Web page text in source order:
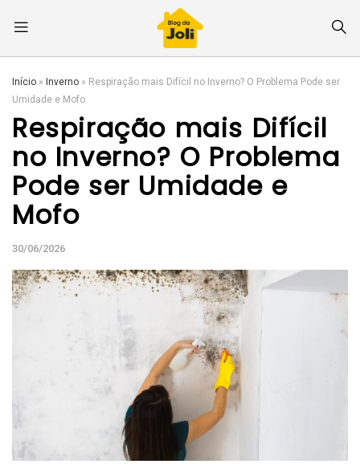
Início » Inverno » Respiração mais Difícil no Inverno? O Problema Pode ser
Umidade e Mofo
Respiração mais Difícil
no Inverno? O Problema
Pode ser Umidade e
Mofo
30/06/2026